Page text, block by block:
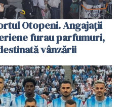
Otopeni. Angajații
furau parfumuri,
vânzării